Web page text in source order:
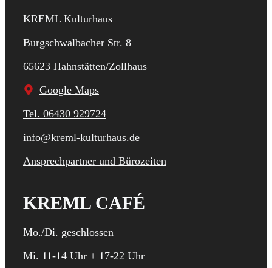
KREML Kulturhaus
Burgschwalbacher Str. 8
65623 Hahnstätten/Zollhaus
Google Maps
Tel. 06430 929724
info@kreml-kulturhaus.de
Ansprechpartner und Bürozeiten
KREML CAFÉ
Mo./Di. geschlossen
Mi. 11-14 Uhr + 17-22 Uhr